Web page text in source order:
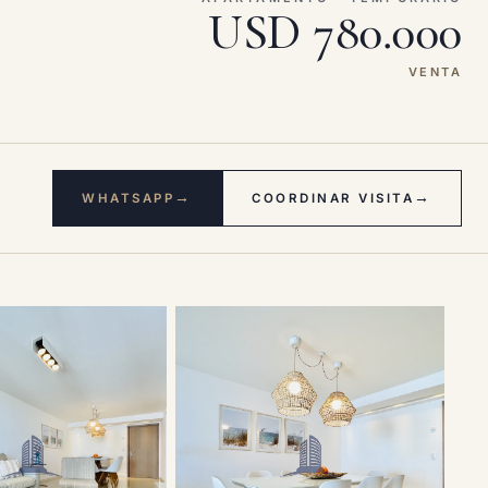
USD 780.000
VENTA
WHATSAPP → COORDINAR VISITA →